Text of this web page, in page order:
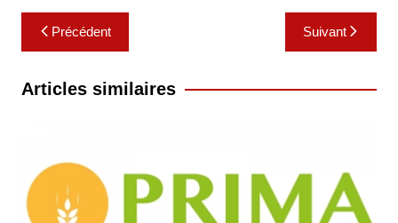
Navigation
de
l’article
Précédent Suivant
Articles similaires